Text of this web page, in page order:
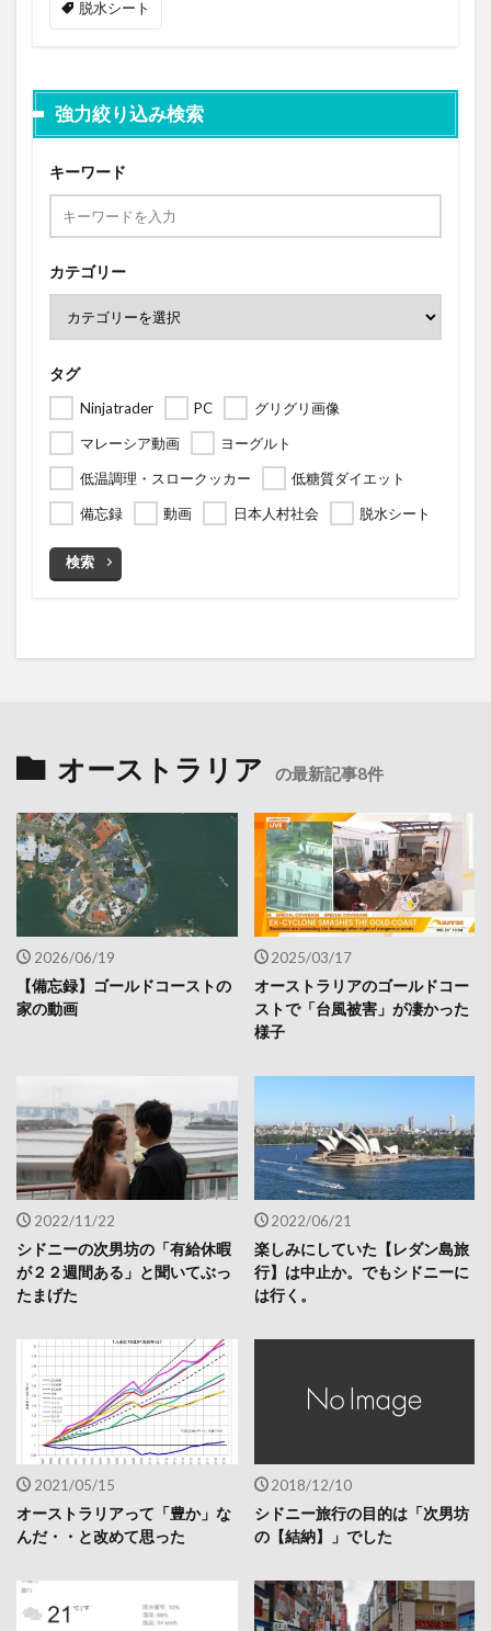
脱水シート
強力絞り込み検索
キーワード
カテゴリー
タグ
Ninjatrader PC
グリグリ画像
マレーシア動画
ヨーグルト
低温調理・スロークッカー
低糖質ダイエット
備忘録
動画 日本人村社会 脱水シート
検索
オーストラリア の最新記事8件
2026/06/19
【備忘録】ゴールドコーストの
家の動画
2025/03/17
オーストラリアのゴールドコー
ストで「台風被害」が凄かった
様子
2022/11/22
シドニーの次男坊の「有給休暇
が２２週間ある」と聞いてぶっ
たまげた
2022/06/21
楽しみにしていた【レダン島旅
行】は中止か。でもシドニーに
は行く。
2021/05/15
オーストラリアって「豊か」な
んだ・・と改めて思った
2018/12/10
シドニー旅行の目的は「次男坊
の【結納】」でした